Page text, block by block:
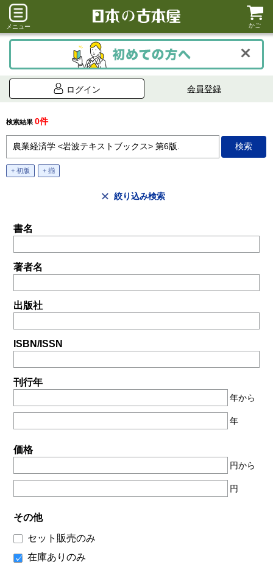
メニュー かご
ログイン 会員登録
検索結果 0件
+ 初版 + 揃
絞り込み検索
書名
著者名
出版社
ISBN/ISSN
刊行年
年から
年
価格
円から
円
その他
セット販売のみ
在庫ありのみ